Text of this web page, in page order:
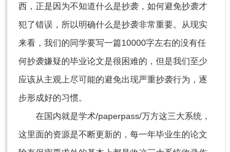
西，正是因为不知道什么是抄袭，如何避免抄袭才
犯了错误，所以明确什么是抄袭非常重要。从现实
来看，我们的同学要写一篇10000字左右的没有任
何抄袭嫌疑的毕业论文是很困难的，但是我们至少
应该从主观上尽可能的避免出现严重抄袭行为，逐
步形成好的习惯。
在国内就是学术/paperpass/万方这三大系统，
这里面的资源是不断更新的，每一年毕业生的论文